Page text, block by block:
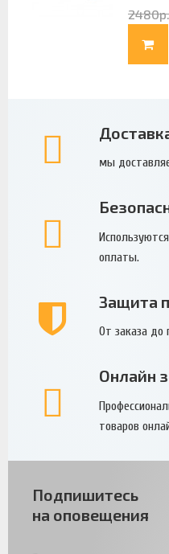
2480р.
мы
оплаты.
Защита
От заказа до
Онлайн
товаров
Подпишитесь
на оповещения